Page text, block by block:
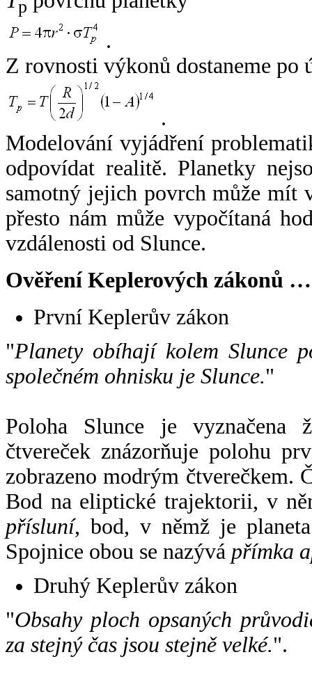
p
.
Z rovnosti výkonů dostaneme po
.
Modelování vyjádření
odpovídat realitě. Planetky
samotný jejich povrch může mít
přesto nám může vypočítaná
vzdálenosti od Slunce.
Ověření Keplerových zákonů …
První Keplerův zákon
"Planety obíhají kolem Slunce
společném ohnisku je Slunce."
Poloha Slunce je vyznačena
čtvereček znázorňuje polohu
zobrazeno modrým čtverečkem.
Bod na eliptické trajektorii, v
přísluní, bod, v němž je
Spojnice obou se nazývá přímka
Druhý Keplerův zákon
"Obsahy ploch opsaných
za stejný čas jsou stejně velké.".